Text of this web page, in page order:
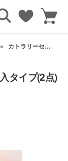
カトラリーセットバンブーファイバー入タイプ(2点)
タイプ(2点)